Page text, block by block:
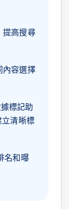
提高搜尋
內容選擇
標記助
清晰標
名和曝